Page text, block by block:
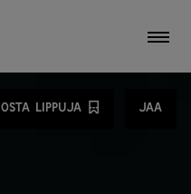
OSTA LIPPUJA JAA